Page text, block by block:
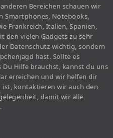
Bereichen schauen wir
Smartphones, Notebooks,
Frankreich, Italien, Spanien,
den vielen Gadgets zu sehr
Datenschutz wichtig, sondern
hast. Sollte es
Hilfe brauchst, kannst du uns
erreichen und wir helfen dir
kontaktieren wir auch den
damit wir alle